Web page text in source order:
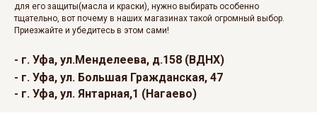
для его защиты(масла и краски), нужно выбирать особенно
тщательно, вот почему в наших магазинах такой огромный выбор.
Приезжайте и убедитесь в этом сами!
- г. Уфа, ул.Менделеева, д.158 (ВДНХ)
- г. Уфа, ул. Большая Гражданская, 47
- г. Уфа, ул. Янтарная,1 (Нагаево)